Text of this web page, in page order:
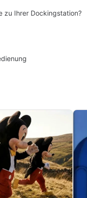
zu Ihrer Dockingstation?